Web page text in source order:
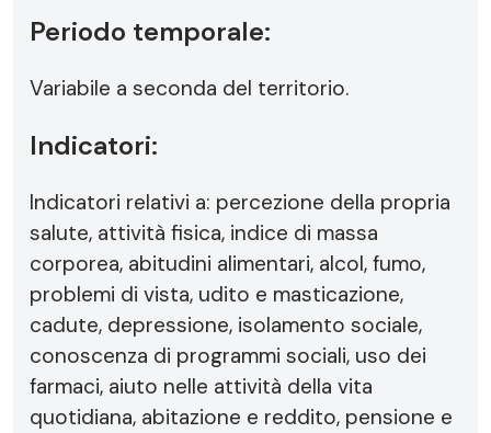
Periodo temporale:
Variabile a seconda del territorio.
Indicatori:
Indicatori relativi a: percezione della propria
salute, attività fisica, indice di massa
corporea, abitudini alimentari, alcol, fumo,
problemi di vista, udito e masticazione,
cadute, depressione, isolamento sociale,
conoscenza di programmi sociali, uso dei
farmaci, aiuto nelle attività della vita
quotidiana, abitazione e reddito, pensione e